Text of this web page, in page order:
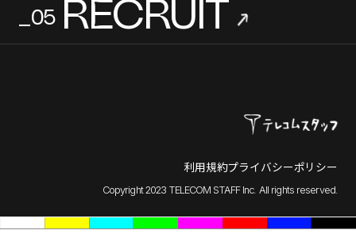
_05 RECRUIT →
利用規約プライバシーポリシー
Copyright 2023 TELECOM STAFF Inc. All rights reserved.